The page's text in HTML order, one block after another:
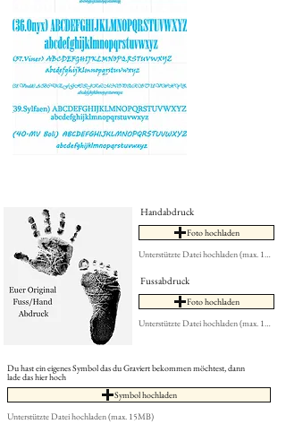
Handabdruck
Foto hochladen
Unterstützte Datei hochladen (max. 15MB)
Fussabdruck
Foto hochladen
Unterstützte Datei hochladen (max. 15MB)
Du hast ein eigenes Symbol das du Graviert bekommen möchtest, dann
lade das hier hoch
Symbol hochladen
Unterstützte Datei hochladen (max. 15MB)